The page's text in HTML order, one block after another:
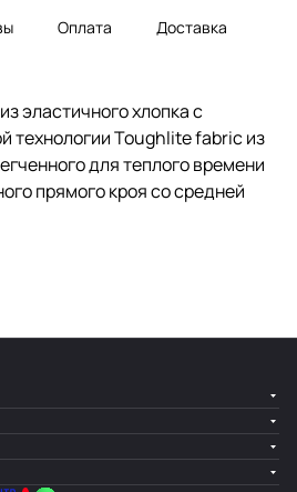
Оплата Доставка
эластичного хлопка с
технологии Toughlite fabric из
для теплого времени
прямого кроя со средней